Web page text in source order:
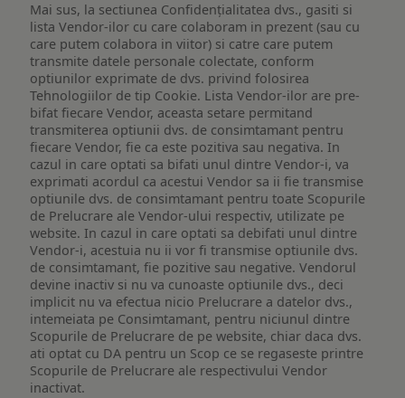
Mai sus, la sectiunea Confidențialitatea dvs., gasiti si
lista Vendor-ilor cu care colaboram in prezent (sau cu
care putem colabora in viitor) si catre care putem
transmite datele personale colectate, conform
optiunilor exprimate de dvs. privind folosirea
Tehnologiilor de tip Cookie. Lista Vendor-ilor are pre-
bifat fiecare Vendor, aceasta setare permitand
transmiterea optiunii dvs. de consimtamant pentru
fiecare Vendor, fie ca este pozitiva sau negativa. In
cazul in care optati sa bifati unul dintre Vendor-i, va
exprimati acordul ca acestui Vendor sa ii fie transmise
optiunile dvs. de consimtamant pentru toate Scopurile
de Prelucrare ale Vendor-ului respectiv, utilizate pe
website. In cazul in care optati sa debifati unul dintre
Vendor-i, acestuia nu ii vor fi transmise optiunile dvs.
de consimtamant, fie pozitive sau negative. Vendorul
devine inactiv si nu va cunoaste optiunile dvs., deci
implicit nu va efectua nicio Prelucrare a datelor dvs.,
intemeiata pe Consimtamant, pentru niciunul dintre
Scopurile de Prelucrare de pe website, chiar daca dvs.
ati optat cu DA pentru un Scop ce se regaseste printre
Scopurile de Prelucrare ale respectivului Vendor
inactivat.